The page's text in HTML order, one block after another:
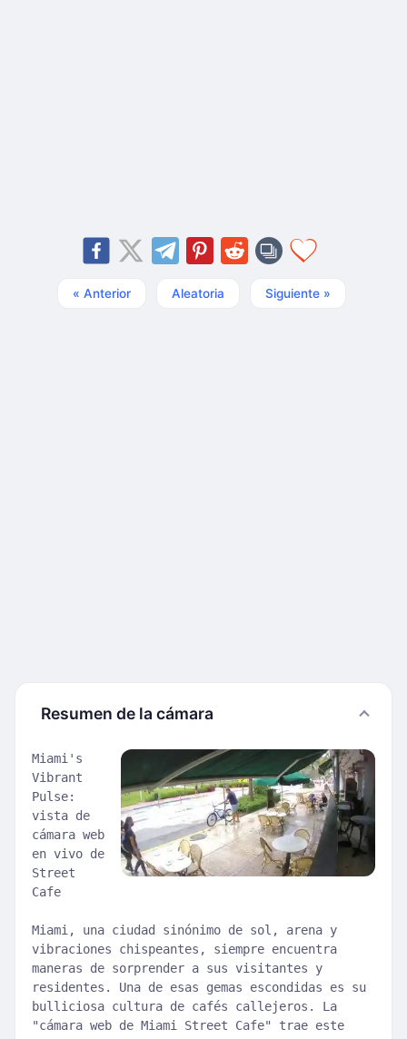
« Anterior Aleatoria Siguiente »
Resumen de la cámara
Miami's
Vibrant
Pulse:
vista de
cámara web
en vivo de
Street
Cafe
Miami, una ciudad sinónimo de sol, arena y
vibraciones chispeantes, siempre encuentra
maneras de sorprender a sus visitantes y
residentes. Una de esas gemas escondidas es su
bulliciosa cultura de cafés callejeros. La
"cámara web de Miami Street Cafe" trae este